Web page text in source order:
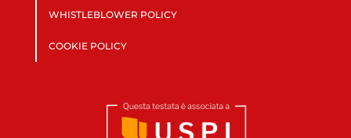
WHISTLEBLOWER POLICY
COOKIE POLICY